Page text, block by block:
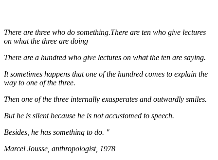
There are three who do something.There are ten who give lectures
on what the three are doing
There are a hundred who give lectures on what the ten are saying.
It sometimes happens that one of the hundred comes to explain the
way to one of the three.
Then one of the three internally exasperates and outwardly smiles.
But he is silent because he is not accustomed to speech.
Besides, he has something to do. "
Marcel Jousse, anthropologist, 1978